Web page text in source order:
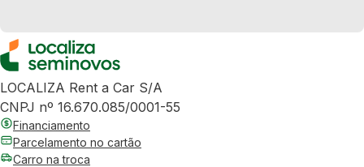
LOCALIZA Rent a Car S/A
CNPJ nº 16.670.085/0001-55
Financiamento
Parcelamento no cartão
Carro na troca